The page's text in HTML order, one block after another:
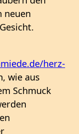
neuen
herz-
wie aus
Schmuck